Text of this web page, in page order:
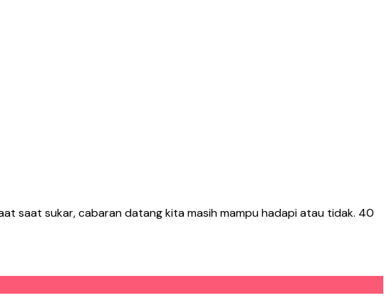
saat sukar, cabaran datang kita masih mampu hadapi atau tidak. 40